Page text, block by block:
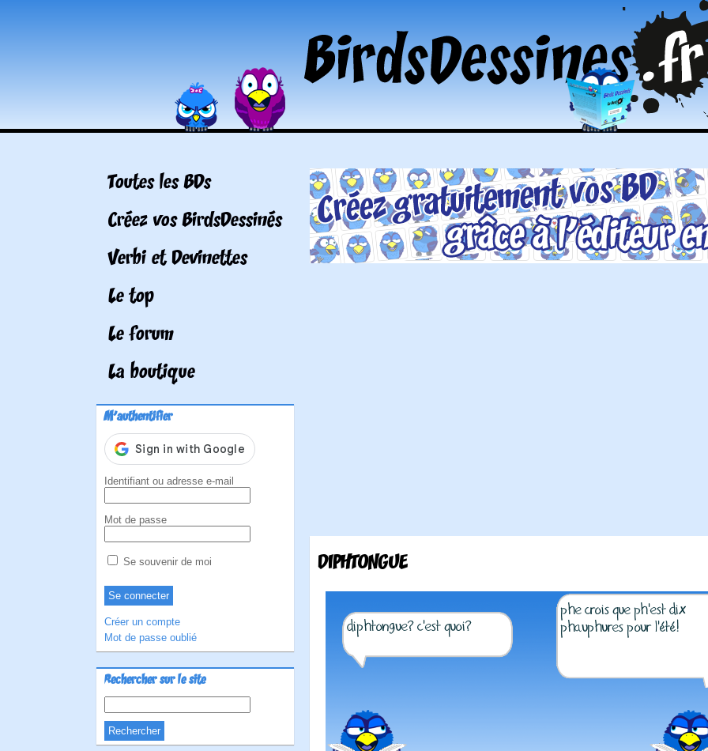
Toutes les BDs
Créez vos BirdsDessinés
Verbi et Devinettes
Le top
Le forum
La boutique
M'authentifier
Identifiant ou adresse e-mail
Mot de passe
Se souvenir de moi
Créer un compte
Mot de passe oublié
Rechercher sur le site
DIPHTONGUE